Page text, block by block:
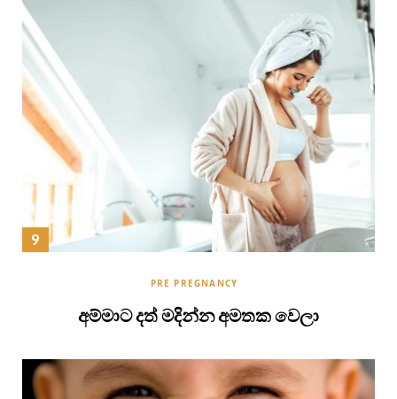
PRE PREGNANCY
අම්මාට දත් මදින්න අමතක වෙලා